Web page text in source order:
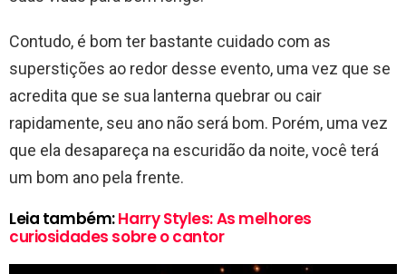
Contudo, é bom ter bastante cuidado com as
superstições ao redor desse evento, uma vez que se
acredita que se sua lanterna quebrar ou cair
rapidamente, seu ano não será bom. Porém, uma vez
que ela desapareça na escuridão da noite, você terá
um bom ano pela frente.
Leia também:Harry Styles: As melhores
curiosidades sobre o cantor